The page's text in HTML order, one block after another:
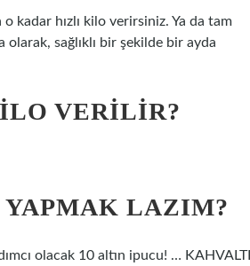
kadar hızlı kilo verirsiniz. Ya da tam
sağlıklı bir şekilde bir ayda
VERILIR?
LAZIM?
olacak 10 altın ipucu! … KAHVALTI